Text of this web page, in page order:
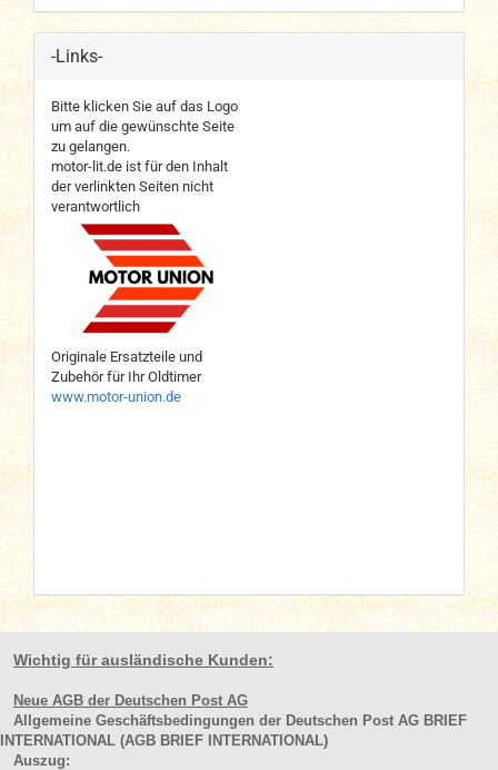
-Links-
Bitte klicken Sie auf das Logo
um auf die gewünschte Seite
zu gelangen.
motor-lit.de ist für den Inhalt
der verlinkten Seiten nicht
verantwortlich
Originale Ersatzteile und
Zubehör für Ihr Oldtimer
www.motor-union.de
Wichtig für ausländische Kunden:
Neue AGB der Deutschen Post AG
Allgemeine Geschäftsbedingungen der Deutschen Post AG BRIEF
INTERNATIONAL (AGB BRIEF INTERNATIONAL)
Auszug: